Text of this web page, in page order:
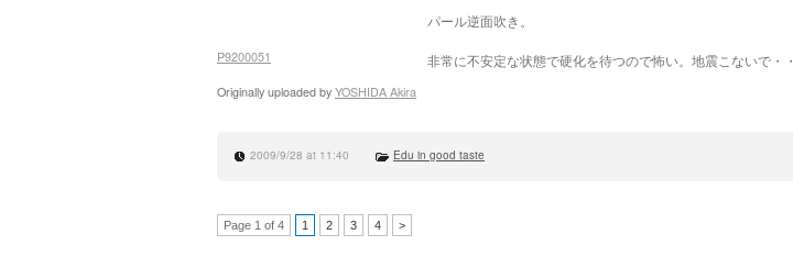
P9200051
Originally uploaded by YOSHIDA Akira
パール逆面吹き。
非常に不安定な状態で硬化を待つので怖い。地震こないで・・
2009/9/28 at 11:40 Edu in good taste
Page 1 of 4 1 2 3 4 >